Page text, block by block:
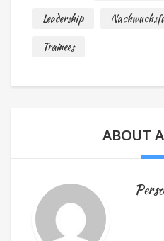
Leadership
Trainees
ABOUT